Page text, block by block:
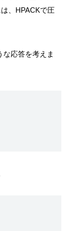
、HPACKで圧
な応答を考えま